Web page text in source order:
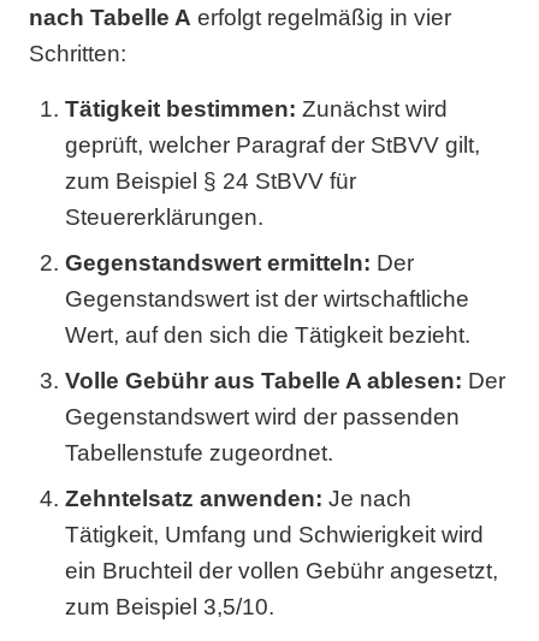
nach Tabelle A erfolgt regelmäßig in vier
Schritten:
Tätigkeit bestimmen: Zunächst wird
geprüft, welcher Paragraf der StBVV gilt,
zum Beispiel § 24 StBVV für
Steuererklärungen.
Gegenstandswert ermitteln: Der
Gegenstandswert ist der wirtschaftliche
Wert, auf den sich die Tätigkeit bezieht.
Volle Gebühr aus Tabelle A ablesen: Der
Gegenstandswert wird der passenden
Tabellenstufe zugeordnet.
Zehntelsatz anwenden: Je nach
Tätigkeit, Umfang und Schwierigkeit wird
ein Bruchteil der vollen Gebühr angesetzt,
zum Beispiel 3,5/10.